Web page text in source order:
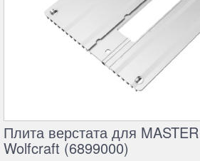
Плита верстата для
Wolfcraft (6899000)